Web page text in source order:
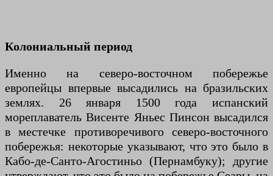
Колониальный период
Именно на северо-восточном побережье
европейцы впервые высадились на бразильских
землях. 26 января 1500 года испанский
мореплаватель Висенте Яньес Пинсон высадился
в местечке противоречивого северо-восточного
побережья: некоторые указывают, что это было в
Кабо-де-Санто-Агостиньо (Пернамбуку); другие